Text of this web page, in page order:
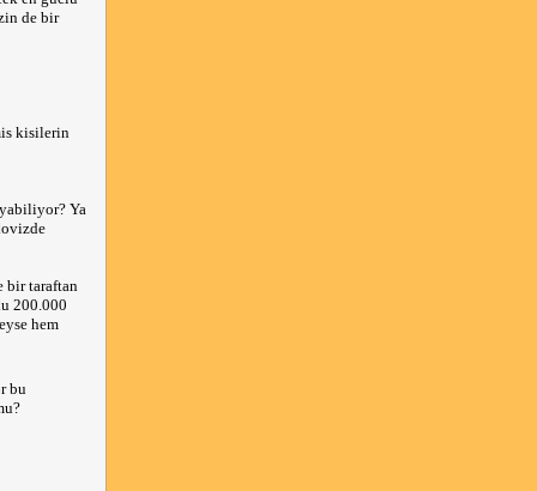
de bir
kisilerin
Ya
bir taraftan
200.000
hem
bu